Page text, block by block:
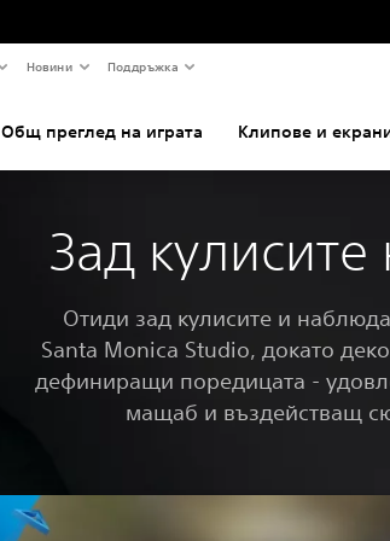
Новини Поддръжка
Общ преглед на играта Клипове и
Зад
Отиди зад кулисите и
Santa Monica Studio, докато
дефиниращи поредицата -
мащаб и въздействащ